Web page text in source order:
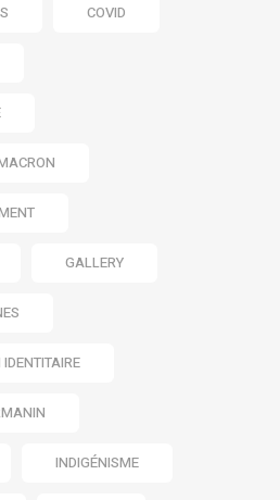
COVID
GALLERY
INDIGÉNISME